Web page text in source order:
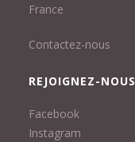
France
Contactez-nous
REJOIGNEZ-NOUS
Facebook
Instagram